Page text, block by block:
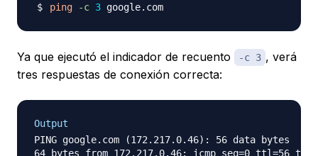
ping -c 3
Ya que ejecutó el indicador de recuento -c 3 , verá
tres respuestas de conexión correcta:
Output
PING google.com (172.217.0.46): 56 data bytes
64 bytes from 172.217.0.46: icmp_seq=0 ttl=56